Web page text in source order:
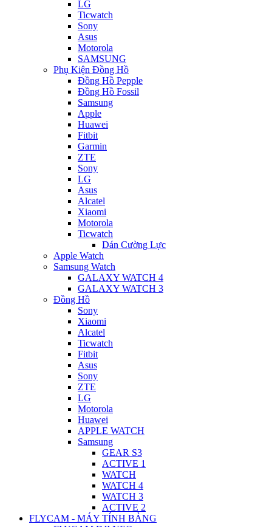
LG
Ticwatch
Sony
Asus
Motorola
SAMSUNG
Phụ Kiện Đồng Hồ
Đồng Hồ Pepple
Đồng Hồ Fossil
Samsung
Apple
Huawei
Fitbit
Garmin
ZTE
Sony
LG
Asus
Alcatel
Xiaomi
Motorola
Ticwatch
Dán Cường Lực
Apple Watch
Samsung Watch
GALAXY WATCH 4
GALAXY WATCH 3
Đồng Hồ
Sony
Xiaomi
Alcatel
Ticwatch
Fitbit
Asus
Sony
ZTE
LG
Motorola
Huawei
APPLE WATCH
Samsung
GEAR S3
ACTIVE 1
WATCH
WATCH 4
WATCH 3
ACTIVE 2
FLYCAM - MÁY TÍNH BẢNG